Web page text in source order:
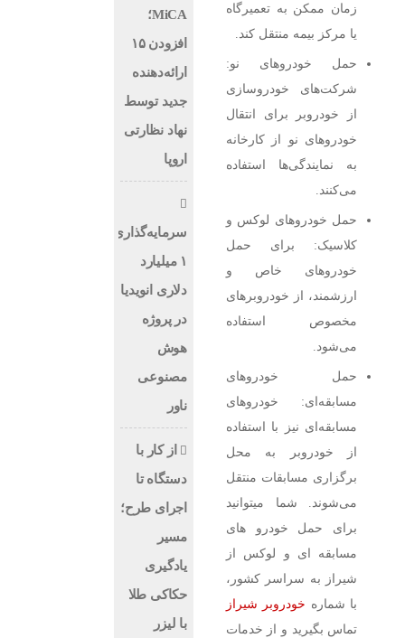
زمان ممکن به تعمیرگاه
یا مرکز بیمه منتقل کند.
حمل خودروهای نو:
شرکت‌های خودروسازی
از خودروبر برای انتقال
خودروهای نو از کارخانه
به نمایندگی‌ها استفاده
می‌کنند.
حمل خودروهای لوکس و
کلاسیک: برای حمل
خودروهای خاص و
ارزشمند، از خودروبرهای
مخصوص استفاده
می‌شود.
حمل خودروهای
مسابقه‌ای: خودروهای
مسابقه‌ای نیز با استفاده
از خودروبر به محل
برگزاری مسابقات منتقل
می‌شوند. شما میتوانید
برای حمل خودرو های
مسابقه ای و لوکس از
شیراز به سراسر کشور،
با شماره خودروبر شیراز
تماس بگیرید و از خدمات
MiCA؛
افزودن ۱۵
ارائه‌دهنده
جدید توسط
نهاد نظارتی
اروپا
سرمایه‌گذاری
۱ میلیارد
دلاری انویدیا
در پروژه
هوش
مصنوعی
ناور
از کار با
دستگاه تا
اجرای طرح؛
مسیر
یادگیری
حکاکی طلا
با لیزر